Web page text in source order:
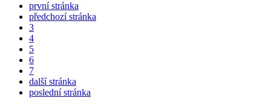
první stránka
předchozí stránka
3
4
5
6
7
další stránka
poslední stránka